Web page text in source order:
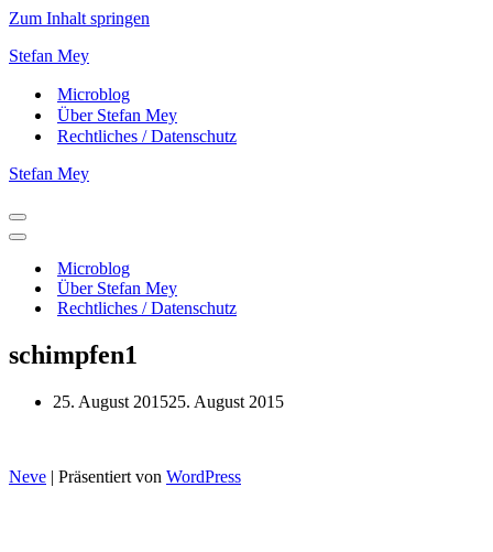
Zum Inhalt springen
Stefan Mey
Microblog
Über Stefan Mey
Rechtliches / Datenschutz
Stefan Mey
Navigationsmenü
Navigationsmenü
Microblog
Über Stefan Mey
Rechtliches / Datenschutz
schimpfen1
25. August 201525. August 2015
Neve | Präsentiert von WordPress